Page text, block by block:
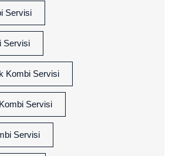
Servisi
Servisi
Kombi Servisi
Servisi
Servisi